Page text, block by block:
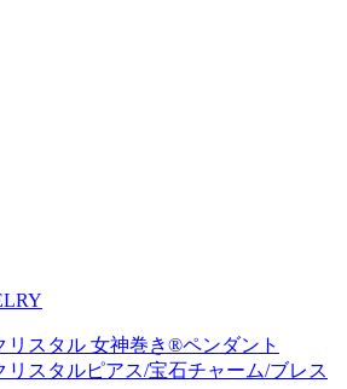
リスタル 女神巻き®ペンダント
リスタルピアス/宝石チャーム/ブレス